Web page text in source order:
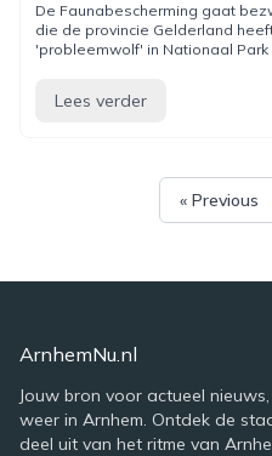
De Faunabescherming gaat
die de provincie Gelderland
'probleemwolf' in Nationaal Park
Lees verder
« Previous
ArnhemNu.nl
Jouw bron voor actueel
weer in Arnhem. Ontdek de
deel uit van het ritme van